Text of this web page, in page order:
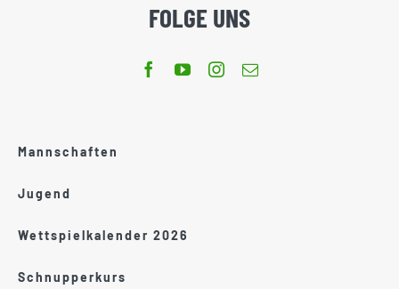
FOLGE UNS
Mannschaften
Jugend
Wettspielkalender 2026
Schnupperkurs